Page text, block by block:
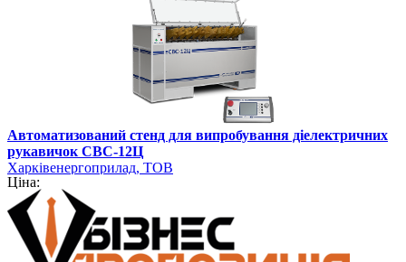
Автоматизований стенд для випробування діелектричних
рукавичок СВС-12Ц
Харківенергоприлад, ТОВ
Ціна: